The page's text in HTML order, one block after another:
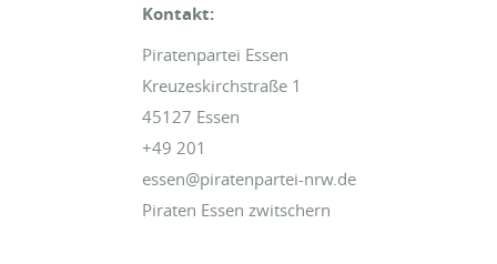
Kontakt:
Piratenpartei Essen
Kreuzeskirchstraße 1
45127 Essen
+49 201
essen@piratenpartei-nrw.de
Piraten Essen zwitschern